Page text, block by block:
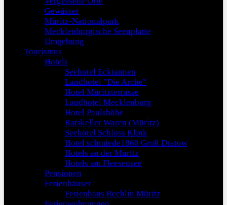
Gewässer
Müritz-Nationalpark
Mecklenburgische Seenplatte
Umgebung
Tourismus
Hotels
Seehotel Ecktannen
Landhotel "Die Arche"
Hotel Müritzterrasse
Landhotel Mecklenburg
Hotel Paulshöhe
Ratskeller Waren (Müritz)
Seehotel Schloss Klink
Hotel schmiede1860 Groß Dratow
Hotels an der Müritz
Hotels am Fleesensee
Pensionen
Ferienhäuser
Ferienhaus Rechlin Müritz